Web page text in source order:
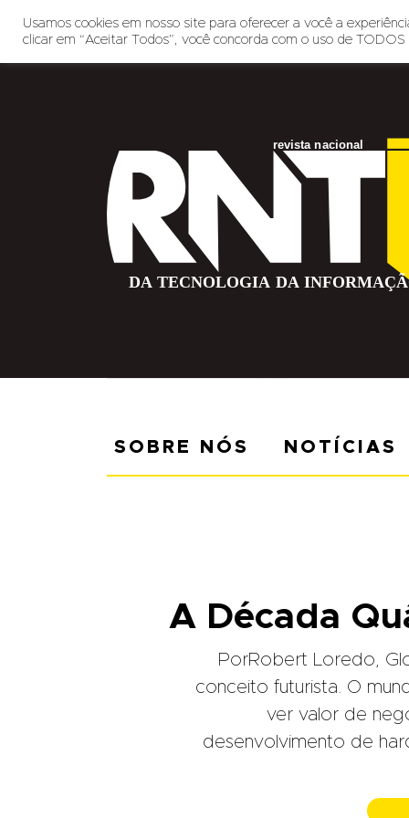
SOBRE NÓS NOTÍCIAS
A Década
PorRobert Loredo,
conceito futurista. O
ver valor de
desenvolvimento de
Usamos cookies em nosso site para oferecer a você a
clicar em “Aceitar Todos”, você concorda com o uso de